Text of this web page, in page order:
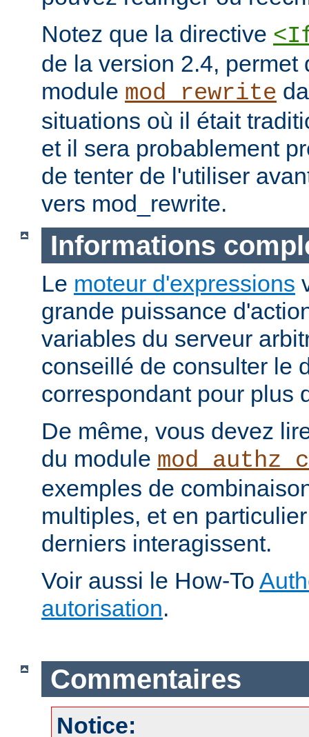
Notez que la directive
de la version 2.4, permet
module mod_rewrite
situations où il était
et il sera probablement
de tenter de l'utiliser
vers mod_rewrite.
Informations
Le moteur d'expressions
grande puissance
variables du serveur
conseillé de consulter le
correspondant pour plus
De même, vous devez
du module
exemples de
multiples, et en
derniers interagissent.
Voir aussi le How-To
autorisation.
Commentaires
Notice: